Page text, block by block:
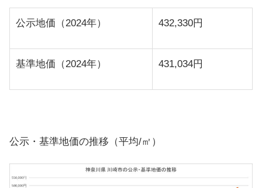
公示地価（2024年） 432,330円
基準地価（2024年） 431,034円
公示・基準地価の推移（平均/㎡）